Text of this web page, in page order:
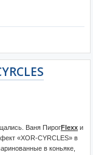
Ваня ПирогFlexx и
«XOR-CYRCLES» в
в коньяке,